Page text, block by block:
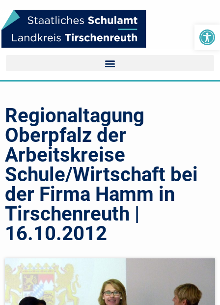
Regionaltagung
Oberpfalz der
Arbeitskreise
Schule/Wirtschaft bei
der Firma Hamm in
Tirschenreuth |
16.10.2012